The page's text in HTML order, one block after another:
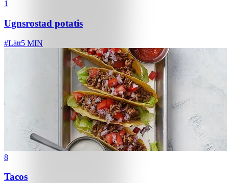
1
Ugnsrostad potatis
#Lätt5 MIN
8
Tacos